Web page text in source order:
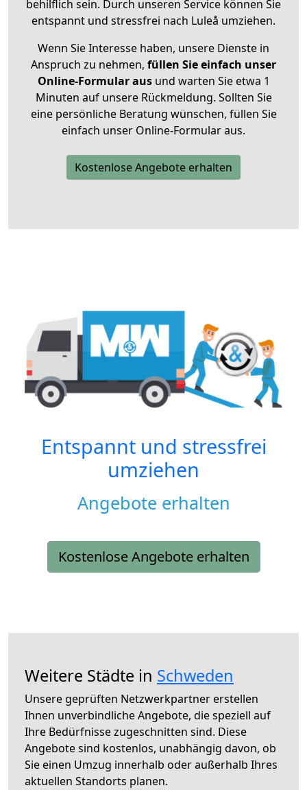
behilflich sein. Durch unseren Service können Sie
entspannt und stressfrei nach Luleå umziehen.
Wenn Sie Interesse haben, unsere Dienste in
Anspruch zu nehmen, füllen Sie einfach unser
Online-Formular ausund warten Sie etwa 1
Minuten auf unsere Rückmeldung. Sollten Sie
eine persönliche Beratung wünschen, füllen Sie
einfach unser Online-Formular aus.
Kostenlose Angebote erhalten
Entspannt und stressfrei
umziehen
Angebote erhalten
Kostenlose Angebote erhalten
Weitere Städte in Schweden
Unsere geprüften Netzwerkpartner erstellen
Ihnen unverbindliche Angebote, die speziell auf
Ihre Bedürfnisse zugeschnitten sind. Diese
Angebote sind kostenlos, unabhängig davon, ob
Sie einen Umzug innerhalb oder außerhalb Ihres
aktuellen Standorts planen.